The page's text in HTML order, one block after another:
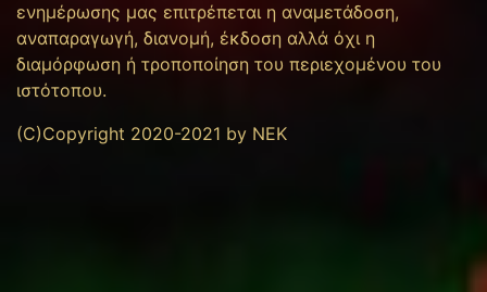
ενημέρωσης μας επιτρέπεται η αναμετάδοση,
αναπαραγωγή, διανομή, έκδοση αλλά όχι η
διαμόρφωση ή τροποποίηση του περιεχομένου του
ιστότοπου.
(C)Copyright 2020-2021 by NEK